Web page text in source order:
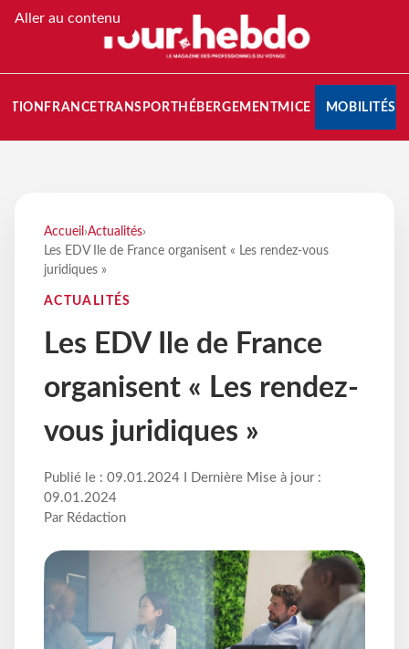
Aller au contenu
FRANCETRANSPORT HÉBERGEMENTMICE MOBILITÉS
Accueil ›Actualités›
Les EDV Ile de France organisent « Les rendez-vous
juridiques »
ACTUALITÉS
Les EDV Ile de France
organisent « Les rendez-
vous juridiques »
Publié le : 09.01.2024 I Dernière Mise à jour :
09.01.2024
Par Rédaction